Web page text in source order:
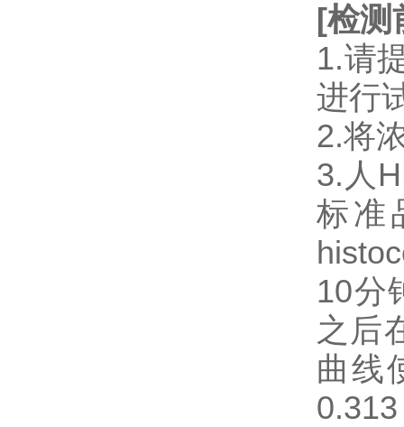
[检测
1.请
进行
2.将
3.人
标准
10分
之后
曲线